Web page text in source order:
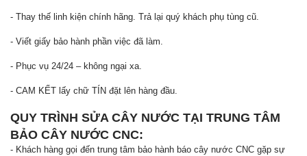
- Thay thế linh kiện chính hãng. Trả lại quý khách phụ tùng cũ.
- Viết giấy bảo hành phần việc đã làm.
- Phục vụ 24/24 – không ngại xa.
- CAM KẾT lấy chữ TÍN đặt lên hàng đầu.
QUY TRÌNH SỬA CÂY NƯỚC TẠI TRUNG TÂM
BẢO CÂY NƯỚC CNC:
- Khách hàng gọi đến trung tâm bảo hành báo cây nước CNC gặp sự